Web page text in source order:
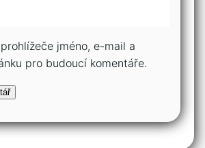
jméno, e-mail a
pro budoucí komentáře.